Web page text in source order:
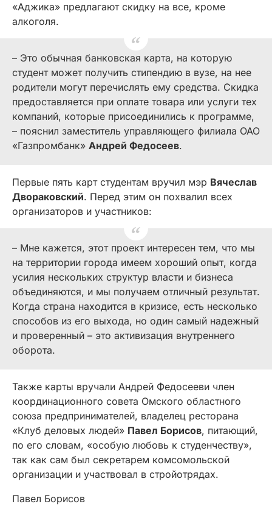
«Аджика» предлагают скидку на все, кроме
алкоголя.
– Это обычная банковская карта, на которую
студент может получить стипендию в вузе, на нее
родители могут перечислять ему средства. Скидка
предоставляется при оплате товара или услуги тех
компаний, которые присоединились к программе,
– пояснил заместитель управляющего филиала ОАО
«Газпромбанк» Андрей Федосеев.
Первые пять карт студентам вручил мэр Вячеслав
Двораковский. Перед этим он похвалил всех
организаторов и участников:
– Мне кажется, этот проект интересен тем, что мы
на территории города имеем хороший опыт, когда
усилия нескольких структур власти и бизнеса
объединяются, и мы получаем отличный результат.
Когда страна находится в кризисе, есть несколько
способов из его выхода, но один самый надежный
и проверенный – это активизация внутреннего
оборота.
Также карты вручали Андрей Федосееви член
координационного совета Омского областного
союза предпринимателей, владелец ресторана
«Клуб деловых людей» Павел Борисов, питающий,
по его словам, «особую любовь к студенчеству»,
так как сам был секретарем комсомольской
организации и участвовал в стройотрядах.
Павел Борисов